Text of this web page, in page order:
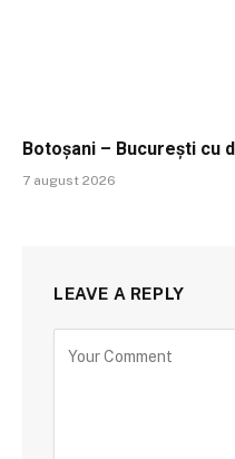
Botoșani – București cu
7 august 2026
LEAVE A REPLY